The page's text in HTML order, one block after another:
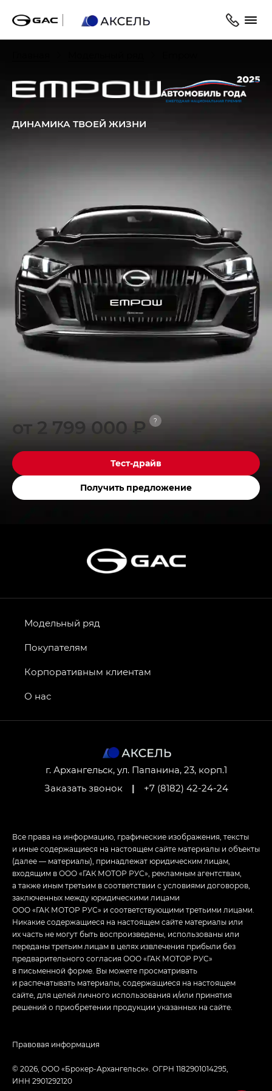
ДИНАМИКА ТВОЕЙ ЖИЗНИ
от 2 799 000 ₽ ?
Тест-драйв
Получить предложение
г. Архангельск, ул. Папанина, 23, корп.1
Заказать звонок
| +7 (8182) 42-24-24
Модельный ряд
Покупателям
Корпоративным клиентам
О нас
Все права на информацию, графические изображения, тексты
и иные содержащиеся на настоящем сайте материалы и объекты
(далее — материалы), принадлежат юридическим лицам,
входящим в ООО «ГАК МОТОР РУС», рекламным агентствам,
а также иным третьим в соответствии с условиями договоров,
заключенных между юридическими лицами
ООО «ГАК МОТОР РУС» и соответствующими третьими лицами.
Никакие содержащиеся на настоящем сайте материалы или
их часть не могут быть воспроизведены, использованы или
переданы третьим лицам в целях извлечения прибыли без
предварительного согласия ООО «ГАК МОТОР РУС»
в письменной форме. Вы можете просматривать
и распечатывать материалы, содержащиеся на настоящем
сайте, для целей личного использования и/или принятия
решений о приобретении продукции указанных на сайте.
© 2026, ООО «Брокер-Архангельск». ОГРН 1182901014295,
ИНН 2901292120
Правовая информация